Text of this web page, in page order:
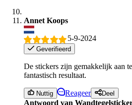
Annet Koops
5-9-2024
Geverifieerd
De stickers zijn gemakkelijk aan
fantastisch resultaat.
Nuttig Reageer Deel
Antwoord van